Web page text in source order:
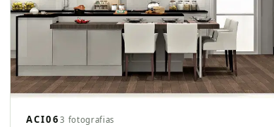
ACI063 fotografias